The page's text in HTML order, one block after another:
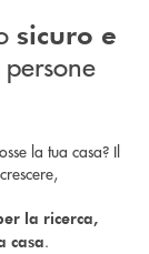
sicuro e
la tua casa? Il
la ricerca,
casa.